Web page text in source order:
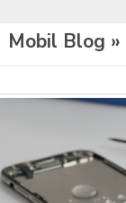
Mobil Blog »